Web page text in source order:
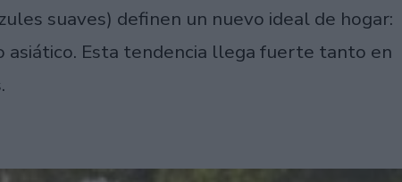
suaves) definen un nuevo ideal de hogar:
Esta tendencia llega fuerte tanto en